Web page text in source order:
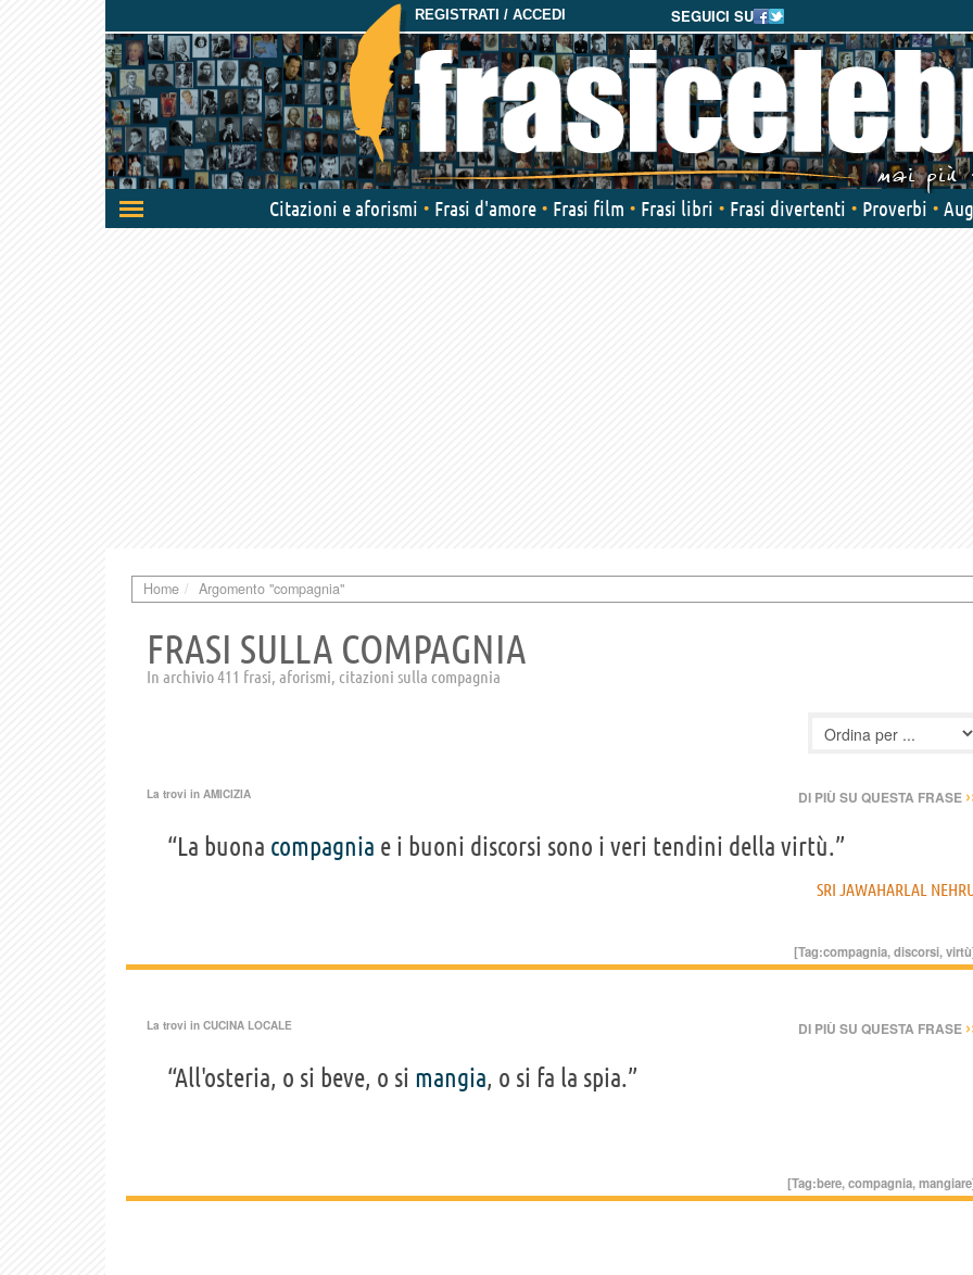
SEGUICI SU
REGISTRATI / ACCEDI
Attiva/disattiva
navigazione
Citazioni e aforismi Frasi d'amore Frasi film Frasi libri Frasi divertenti Proverbi
Home Argomento "compagnia"
FRASI SULLA COMPAGNIA
In archivio 411 frasi, aforismi, citazioni sulla compagnia
La trovi in AMICIZIA DI PIÙ SU QUESTA FRASE
“La buona compagnia e i buoni discorsi sono i veri tendini della virtù.”
SRI JAWAHARLAL
[Tag:compagnia,discorsi,virtù
La trovi in CUCINA LOCALE DI PIÙ SU QUESTA FRASE
“All'osteria, o si beve, o si mangia, o si fa la spia.”
[Tag:bere,compagnia,mangiare